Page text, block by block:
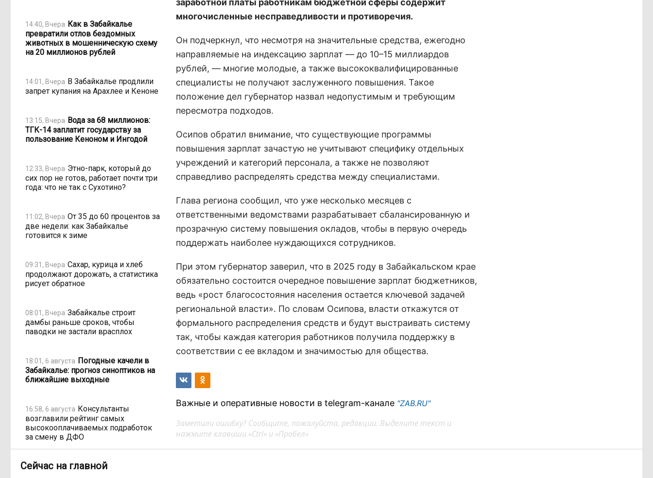
14:40, Вчера Как в Забайкалье
превратили отлов бездомных
животных в мошенническую схему
на 20 миллионов рублей
14:01, Вчера В Забайкалье продлили
запрет купания на Арахлее и Кеноне
13:15, Вчера Вода за 68 миллионов:
ТГК-14 заплатит государству за
пользование Кеноном и Ингодой
12:33, Вчера Этно-парк, который до
сих пор не готов, работает почти три
года: что не так с Сухотино?
11:02, Вчера От 35 до 60 процентов за
две недели: как Забайкалье
готовится к зиме
09:31, Вчера Сахар, курица и хлеб
продолжают дорожать, а статистика
рисует обратное
08:01, Вчера Забайкалье строит
дамбы раньше сроков, чтобы
паводки не застали врасплох
18:01, 6 августа Погодные качели в
Забайкалье: прогноз синоптиков на
ближайшие выходные
16:58, 6 августа Консультанты
возглавили рейтинг самых
высокооплачиваемых подработок
за смену в ДФО
15:02, 6 августа
«Ждать некогда»:
заработной платы работникам бюджетной сферы содержит
многочисленные несправедливости и противоречия.
Он подчеркнул, что несмотря на значительные средства, ежегодно
направляемые на индексацию зарплат — до 10–15 миллиардов
рублей, — многие молодые, а также высококвалифицированные
специалисты не получают заслуженного повышения. Такое
положение дел губернатор назвал недопустимым и требующим
пересмотра подходов.
Осипов обратил внимание, что существующие программы
повышения зарплат зачастую не учитывают специфику отдельных
учреждений и категорий персонала, а также не позволяют
справедливо распределять средства между специалистами.
Глава региона сообщил, что уже несколько месяцев с
ответственными ведомствами разрабатывает сбалансированную и
прозрачную систему повышения окладов, чтобы в первую очередь
поддержать наиболее нуждающихся сотрудников.
При этом губернатор заверил, что в 2025 году в Забайкальском крае
обязательно состоится очередное повышение зарплат бюджетников,
ведь «рост благосостояния населения остается ключевой задачей
региональной власти». По словам Осипова, власти откажутся от
формального распределения средств и будут выстраивать систему
так, чтобы каждая категория работников получила поддержку в
соответствии с ее вкладом и значимостью для общества.
Важные и оперативные новости в telegram-канале "ZAB.RU"
Заметили ошибку? Сообщите, пожалуйста, редакции. Выделите текст и
нажмите клавиши «Ctrl» и «Пробел»
Сейчас на главной